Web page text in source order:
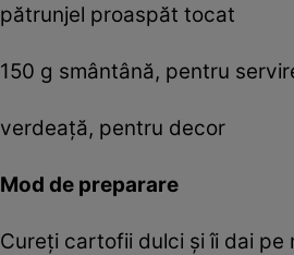
pătrunjel proaspăt tocat
150 g smântână, pentru
verdeață, pentru decor
Mod de preparare
Cureți cartofii dulci și îi dai pe